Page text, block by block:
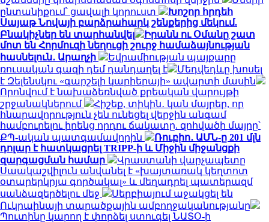
ընտանիքում՝ ցավալի կորուստ
Խոշոր հրդեհ
Սայաթ Նովայի բարձրահարկ շենքերից մեկում.
Բնակիչներ են տարհանվել
Իրանն ու Օմանը շատ
մոտ են Հորմուզի նեղուցի շուրջ համաձայնության
հասնելուն․ Արաղչի
Եվրամիության պայքարը
ռուսական գազի դեմ դանդաղել է
Մեդվեդևը խոսել
է Զելենսկու «գարշելի կարիերայի» ավարտի մասին
Որոնվում է նախաձեռնված քրեական վարույթի
շրջանակներում
Հիշեք, տիկին․ կան մայրեր, որ
հնարավորություն չեն ունեցել վերջին անգամ
համբուրելու իրենց որդու ճակատը. զոհվածի մայրը՝
ՔՊ-ական պատգամավորին
Ռուբիո․ ԱՄՆ-ը 201 մլն
դոլար է հատկացրել TRIPP-ի և Միջին միջանցքի
զարգացման համար
Վրաստանի վարչապետը
Սաակաշվիլուն անվանել է «խայտառակ կեղտոտ
օտարերկրյա գործակալ» և մեղադրել պատերազմ
սանձազերծելու մեջ
Սերբիայում աջակցել են
Ուկրաինայի տարածքային ամբողջականությանը
Պուտինը կարող է փորձել ստուգել ՆԱՏՕ-ի